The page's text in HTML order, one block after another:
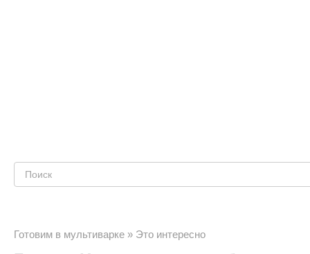
Поиск:
Готовим в мультиварке » Это интересно